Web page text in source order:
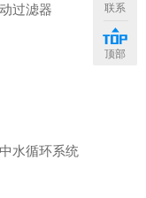
过滤器
水循环系统
联系
顶部